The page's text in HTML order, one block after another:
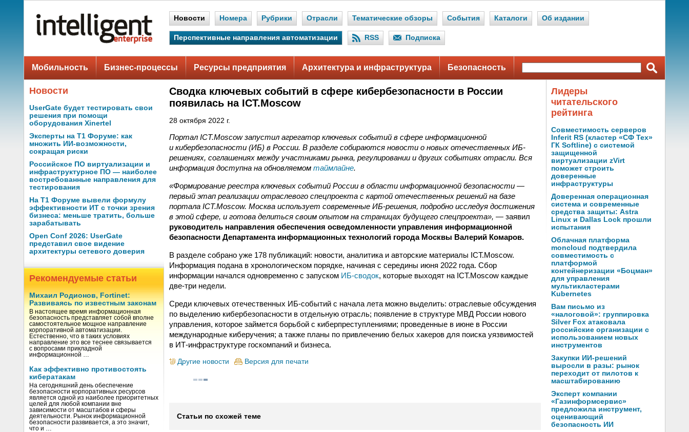
Новости Номера Рубрики Отрасли Тематические обзоры События Каталоги Об издании
Перспективные направления автоматизации RSS Подписка
Мобильность Бизнес-процессы Ресурсы предприятия Архитектура и инфраструктура Безопасность
Новости
UserGate будет тестировать свои
решения при помощи
оборудования Xinertel
Эксперты на Т1 Форуме: как
множить ИИ-возможности,
сокращая риски
Российское ПО виртуализации и
инфраструктурное ПО — наиболее
востребованные направления для
тестирования
На Т1 Форуме вывели формулу
эффективности ИТ с точки зрения
бизнеса: меньше тратить, больше
зарабатывать
Open Conf 2026: UserGate
представил свое видение
архитектуры сетевого доверия
Рекомендуемые статьи
Михаил Родионов, Fortinet:
Развиваясь по известным законам
В настоящее время информационная
безопасность представляет собой вполне
самостоятельное мощное направление
корпоративной автоматизации.
Естественно, что в таких условиях
направление это все теснее связывается
с вопросами прикладной
информационной …
Как эффективно противостоять
кибератакам
На сегодняшний день обеспечение
безопасности корпоративных ресурсов
является одной из наиболее приоритетных
целей для любой компании вне
зависимости от масштабов и сферы
деятельности. Рынок информационной
безопасности развивается, а это значит,
что и …
Сводка ключевых событий в сфере кибербезопасности в России
появилась на ICT.Moscow
28 октября 2022 г.
Портал ICT.Moscow запустил агрегатор ключевых событий в сфере информационной
и кибербезопасности (ИБ) в России. В разделе собираются новости о новых отечественных ИБ-
решениях, соглашениях между участниками рынка, регулировании и других событиях отрасли. Вся
информация доступна на обновляемом таймлайне.
«Формирование реестра ключевых событий России в области информационной безопасности —
первый этап реализации отраслевого спецпроекта с картой отечественных решений на базе
портала ICT.Moscow. Москва использует современные ИБ-решения, подробно исследуя достижения
в этой сфере, и готова делиться своим опытом на страницах будущего спецпроекта», — заявил
руководитель направления обеспечения осведомленности управления информационной
безопасности Департамента информационных технологий города Москвы Валерий Комаров.
В разделе собрано уже 178 публикаций: новости, аналитика и авторские материалы ICT.Moscow.
Информация подана в хронологическом порядке, начиная с середины июня 2022 года. Сбор
информации начался одновременно с запуском ИБ-сводок, которые выходят на ICT.Moscow каждые
две-три недели.
Среди ключевых отечественных ИБ-событий с начала лета можно выделить: отраслевые обсуждения
по выделению кибербезопасности в отдельную отрасль; появление в структуре МВД России нового
управления, которое займется борьбой с киберпреступлениями; проведенные в июне в России
международные киберучения; а также планы по привлечению белых хакеров для поиска уязвимостей
в ИТ-инфраструктуре госкомпаний и бизнеса.
Другие новости Версия для печати
Статьи по схожей теме
Лидеры
читательского
рейтинга
Совместимость серверов
Inferit RS (кластер «СФ Тех»
ГК Softline) с системой
защищенной
виртуализации zVirt
поможет строить
доверенные
инфраструктуры
Доверенная операционная
система и современные
средства защиты: Astra
Linux и Dallas Lock прошли
испытания
Облачная платформа
moncloud подтвердила
совместимость с
платформой
контейнеризации «Боцман»
для управления
мультикластерами
Kubernetes
Вам письмо из
«налоговой»: группировка
Silver Fox атаковала
российские организации с
использованием новых
инструментов
Закупки ИИ-решений
выросли в разы: рынок
переходит от пилотов к
масштабированию
Эксперт компании
«Газинформсервис»
предложила инструмент,
оценивающий
безопасность ИИ